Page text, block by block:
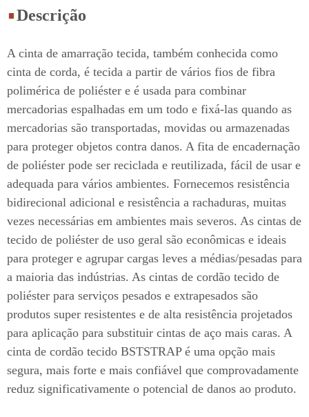
Descrição
A cinta de amarração tecida, também conhecida como
cinta de corda, é tecida a partir de vários fios de fibra
polimérica de poliéster e é usada para combinar
mercadorias espalhadas em um todo e fixá-las quando as
mercadorias são transportadas, movidas ou armazenadas
para proteger objetos contra danos. A fita de encadernação
de poliéster pode ser reciclada e reutilizada, fácil de usar e
adequada para vários ambientes. Fornecemos resistência
bidirecional adicional e resistência a rachaduras, muitas
vezes necessárias em ambientes mais severos. As cintas de
tecido de poliéster de uso geral são econômicas e ideais
para proteger e agrupar cargas leves a médias/pesadas para
a maioria das indústrias. As cintas de cordão tecido de
poliéster para serviços pesados e extrapesados são
produtos super resistentes e de alta resistência projetados
para aplicação para substituir cintas de aço mais caras. A
cinta de cordão tecido BSTSTRAP é uma opção mais
segura, mais forte e mais confiável que comprovadamente
reduz significativamente o potencial de danos ao produto.